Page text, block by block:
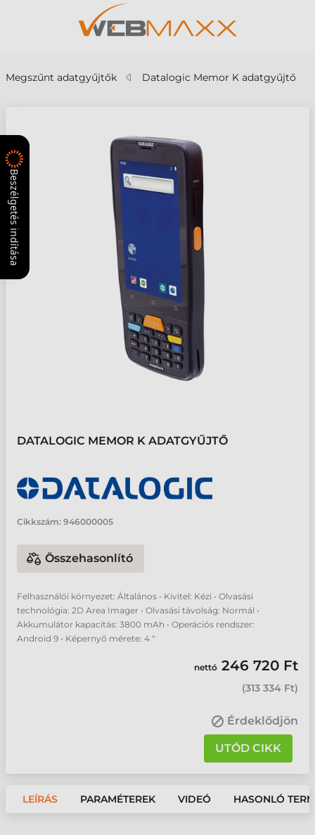
Megszűnt adatgyűjtők Datalogic Memor K adatgyűjtő
DATALOGIC MEMOR K ADATGYŰJTŐ
Cikkszám: 946000005
Összehasonlító
Felhasználói környezet: Általános • Kivitel: Kézi • Olvasási
technológia: 2D Area Imager • Olvasási távolság: Normál •
Akkumulátor kapacitás: 3800 mAh • Operációs rendszer:
Android 9 • Képernyő mérete: 4 "
nettó 246 720 Ft
(313 334 Ft)
Érdeklődjön
UTÓD CIKK
LEÍRÁS PARAMÉTEREK VIDEÓ HASONLÓ
Beszélgetés indítása